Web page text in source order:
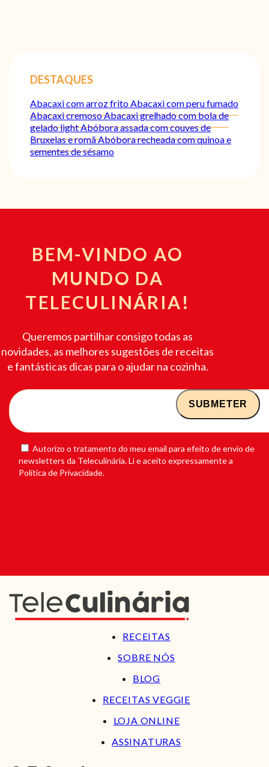
DESTAQUES
Abacaxi com arroz frito Abacaxi com peru fumado
Abacaxi cremosoAbacaxi grelhado com bola de
gelado lightAbóbora assada com couves de
Bruxelas e romãAbóbora recheada com quinoa e
sementes de sésamo
BEM-VINDO AO
MUNDO DA
TELECULINÁRIA!
Queremos partilhar consigo todas as
novidades, as melhores sugestões de receitas
e fantásticas dicas para o ajudar na cozinha.
Autorizo o tratamento do meu email para efeito de envio de
newsletters da Teleculinária. Li e aceito expressamente a
Política de Privacidade.
RECEITAS
SOBRE NÓS
BLOG
RECEITAS VEGGIE
LOJA ONLINE
ASSINATURAS